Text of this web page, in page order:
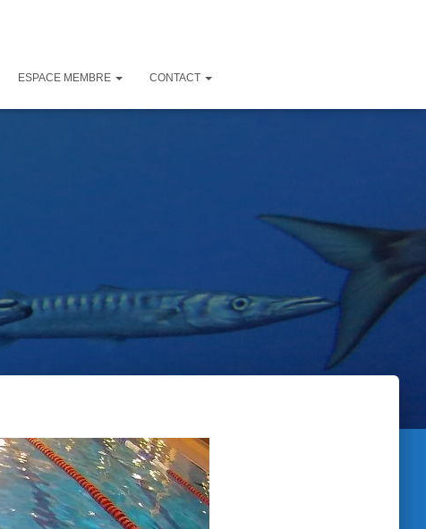
ESPACE MEMBRE CONTACT